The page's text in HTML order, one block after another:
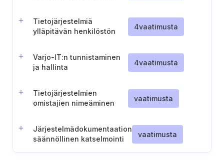
Tietojärjestelmiä
ylläpitävän henkilöstön
4vaatimusta
Varjo-IT:n tunnistaminen
ja hallinta
4vaatimusta
Tietojärjestelmien
omistajien nimeäminen
vaatimusta
Järjestelmädokumentaation
säännöllinen katselmointi
vaatimusta